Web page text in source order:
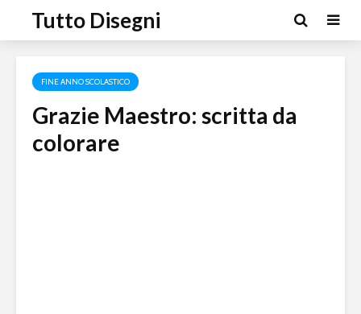
Tutto Disegni
FINE ANNO SCOLASTICO
Grazie Maestro: scritta da
colorare